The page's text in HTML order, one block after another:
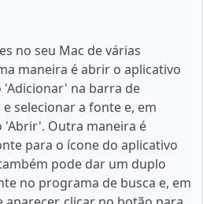
no seu Mac de várias
maneira é abrir o aplicativo
na barra de
selecionar a fonte e, em
'Abrir'. Outra maneira é
para o ícone do aplicativo
pode dar um duplo
no programa de busca e, em